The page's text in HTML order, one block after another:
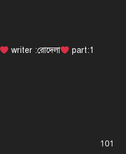
writer :রোদেলা part:1
101